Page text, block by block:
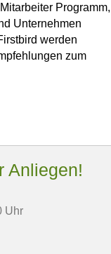
Programm,
Unternehmen
werden
zum
Anliegen!
Uhr